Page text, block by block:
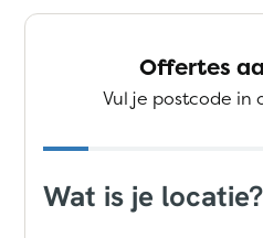
Offertes
Vul je postcode in